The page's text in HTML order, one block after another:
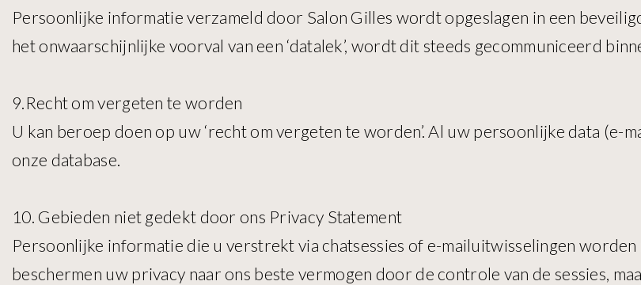
Persoonlijke informatie verzameld door Salon Gilles wordt opgeslagen in een
het onwaarschijnlijke voorval van een ‘datalek’, wordt dit steeds gecommuniceerd
9.Recht om vergeten te worden
U kan beroep doen op uw ‘recht om vergeten te worden’. Al uw persoonlijke data (e-
onze database.
10. Gebieden niet gedekt door ons Privacy Statement
Persoonlijke informatie die u verstrekt via chatsessies of e-mailuitwisselingen
beschermen uw privacy naar ons beste vermogen door de controle van de sessies,